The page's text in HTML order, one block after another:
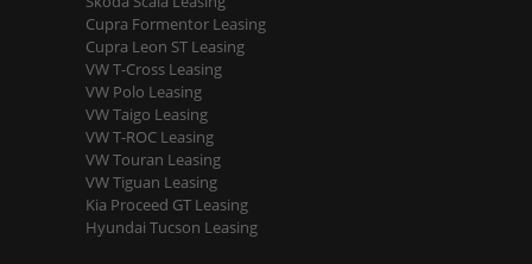
Cupra Formentor Leasing
Cupra Leon ST Leasing
VW T-Cross Leasing
VW Polo Leasing
VW Taigo Leasing
VW T-ROC Leasing
VW Touran Leasing
VW Tiguan Leasing
Kia Proceed GT Leasing
Hyundai Tucson Leasing